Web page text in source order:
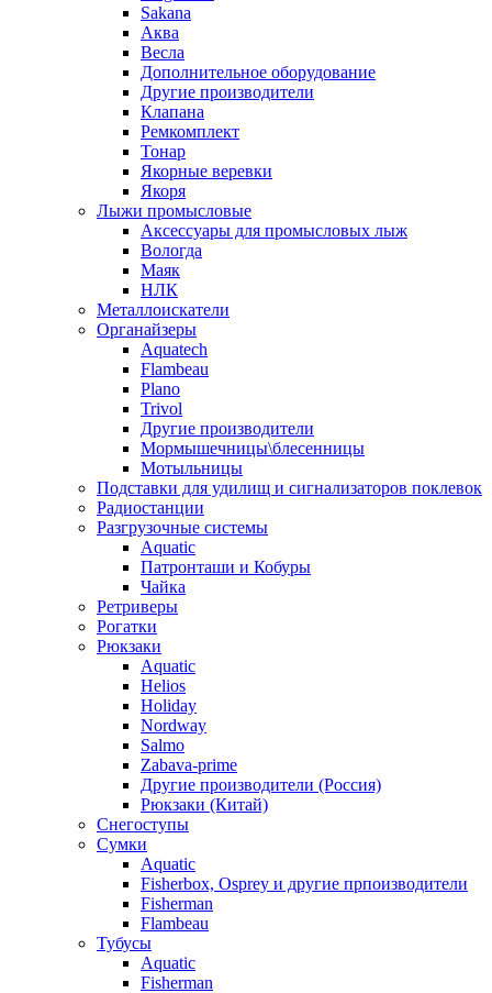
Sakana
Аква
Весла
Дополнительное оборудование
Другие производители
Клапана
Ремкомплект
Тонар
Якорные веревки
Якоря
Лыжи промысловые
Аксессуары для промысловых лыж
Вологда
Маяк
НЛК
Металлоискатели
Органайзеры
Aquatech
Flambeau
Plano
Trivol
Другие производители
Мормышечницы\блесенницы
Мотыльницы
Подставки для удилищ и сигнализаторов поклевок
Радиостанции
Разгрузочные системы
Aquatic
Патронташи и Кобуры
Чайка
Ретриверы
Рогатки
Рюкзаки
Aquatic
Helios
Holiday
Nordway
Salmo
Zabava-prime
Другие производители (Россия)
Рюкзаки (Китай)
Снегоступы
Сумки
Aquatic
Fisherbox, Osprey и другие прпоизводители
Fisherman
Flambeau
Тубусы
Aquatic
Fisherman